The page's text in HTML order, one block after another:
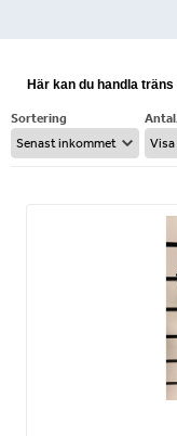
Här kan du handla
Sortering